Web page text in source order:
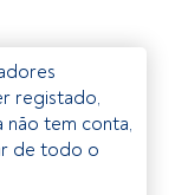
registado,
não tem conta,
de todo o